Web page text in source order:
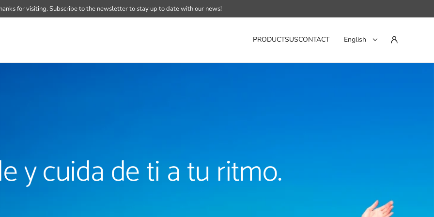
for visiting.Subscribe to the newsletterto stay up to date with our news!
PRODUCTSUSCONTACT English
y cuida de ti a tu ritmo.